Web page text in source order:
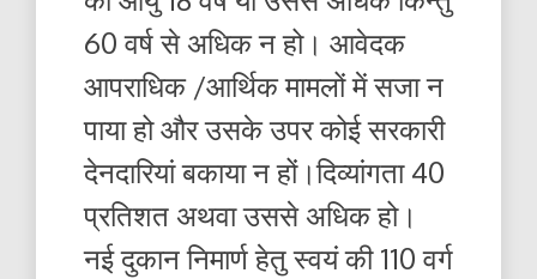
60 वर्ष से अधिक न हो। आवेदक
आपराधिक /आर्थिक मामलों में सजा न
पाया हो और उसके उपर कोई सरकारी
देनदारियां बकाया न हों।दिव्यांगता 40
प्रतिशत अथवा उससे अधिक हो।
नई दुकान निमार्ण हेतु स्वयं की 110 वर्ग